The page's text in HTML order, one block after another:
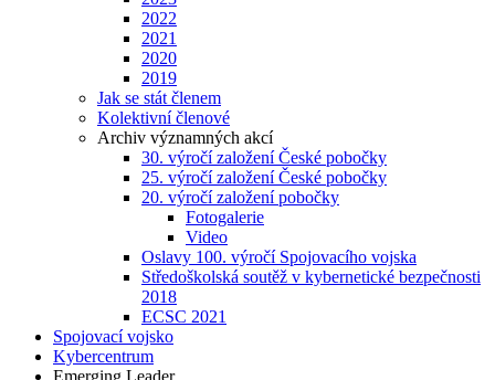
2022
2021
2020
2019
Jak se stát členem
Kolektivní členové
Archiv významných akcí
30. výročí založení České pobočky
25. výročí založení České pobočky
20. výročí založení pobočky
Fotogalerie
Video
Oslavy 100. výročí Spojovacího vojska
Středoškolská soutěž v kybernetické bezpečnosti
2018
ECSC 2021
Spojovací vojsko
Kybercentrum
Emerging Leader